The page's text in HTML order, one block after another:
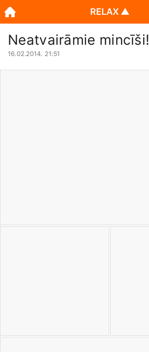
Neatvairāmie mincīši!
16.02.2014. 21:51
RELAX ▲